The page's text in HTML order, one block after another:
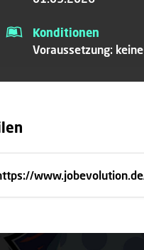
Konditionen
Voraussetzung: keine